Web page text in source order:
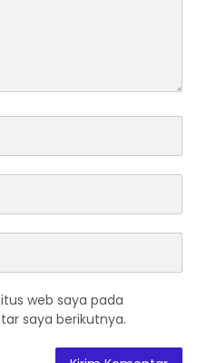
web saya pada
saya berikutnya.